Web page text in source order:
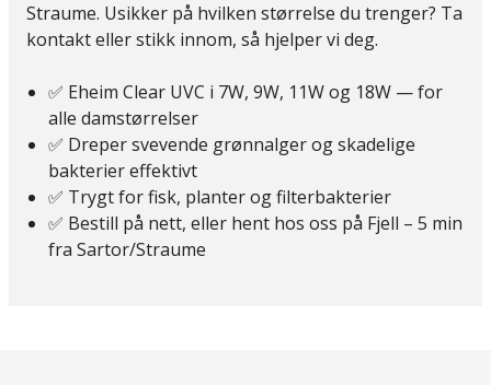
Straume. Usikker på hvilken størrelse du trenger? Ta
kontakt eller stikk innom, så hjelper vi deg.
✅ Eheim Clear UVC i 7W, 9W, 11W og 18W — for
alle damstørrelser
✅ Dreper svevende grønnalger og skadelige
bakterier effektivt
✅ Trygt for fisk, planter og filterbakterier
✅ Bestill på nett, eller hent hos oss på Fjell – 5 min
fra Sartor/Straume